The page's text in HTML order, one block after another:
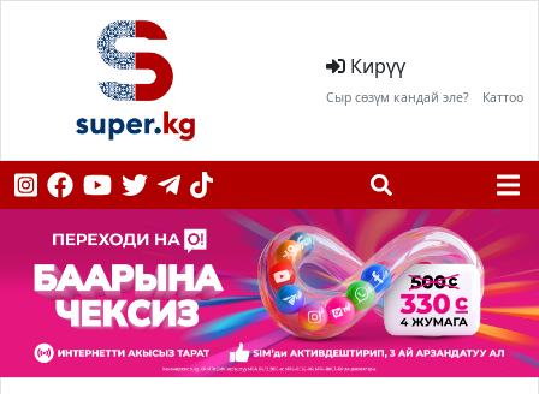
Кирүү
Сыр сөзүм кандай эле? Каттоо